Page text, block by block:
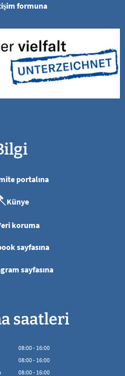
formuna
portalına
Künye
koruma
sayfasına
sayfasına
saatleri
08:00- 16:00
08:00'den 16:00'ya kadar
08:00- 16:00
08:00'den 16:00'ya kadar
08:00- 16:00